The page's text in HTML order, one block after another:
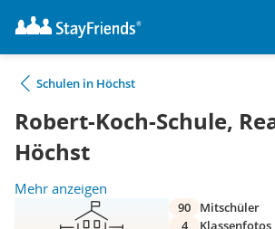
Schulen in Höchst
Robert-Koch-Schule,
Höchst
Mehr anzeigen
90
Mitschüler
4
Klassenfotos